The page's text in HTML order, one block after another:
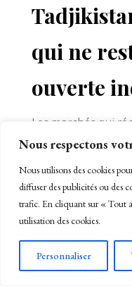
Nous respectons
Nous utilisons des cookies
diffuser des publicités ou des
trafic. En cliquant sur « Tout
utilisation des cookies.
Personnaliser
qui ne
ouverte
Les marchés qui
pionniers ne
parler.
Le Tadjikistan est
avancent.